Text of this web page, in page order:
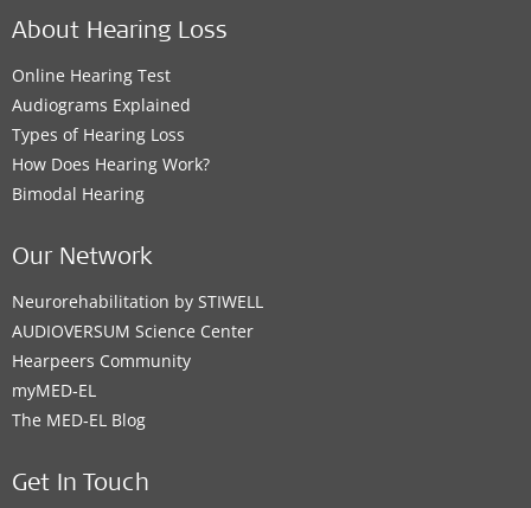
About Hearing Loss
Online Hearing Test
Audiograms Explained
Types of Hearing Loss
How Does Hearing Work?
Bimodal Hearing
Our Network
Neurorehabilitation by STIWELL
AUDIOVERSUM Science Center
Hearpeers Community
myMED‑EL
The MED‑EL Blog
Get In Touch